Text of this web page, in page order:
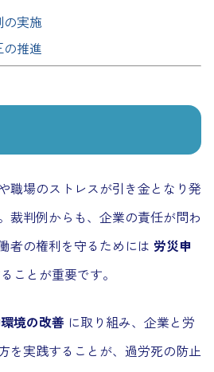
の実施
推進
職場のストレスが引き金となり発
裁判例からも、企業の責任が問わ
者の権利を守るためには 労災申
ことが重要です。
境の改善 に取り組み、企業と労
を実践することが、過労死の防止